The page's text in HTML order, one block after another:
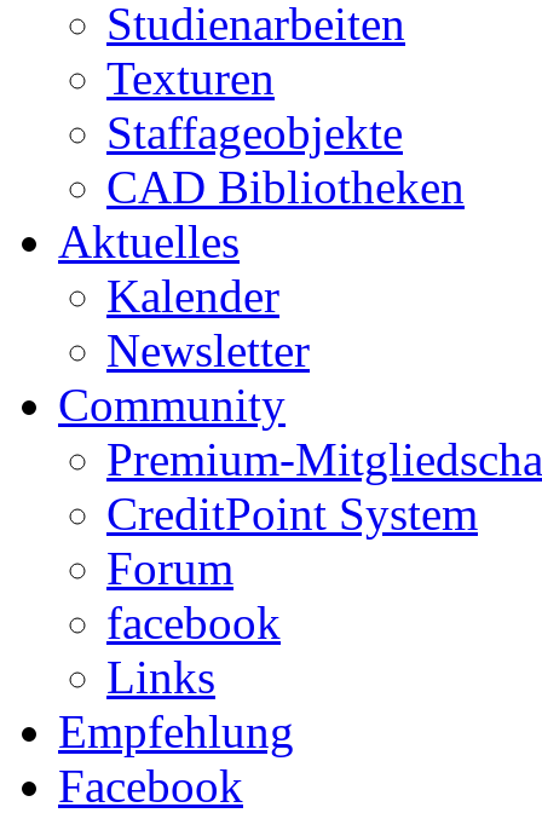
Studienarbeiten
Texturen
Staffageobjekte
CAD Bibliotheken
Aktuelles
Kalender
Newsletter
Community
Premium-
CreditPoint System
Forum
facebook
Links
Empfehlung
Facebook